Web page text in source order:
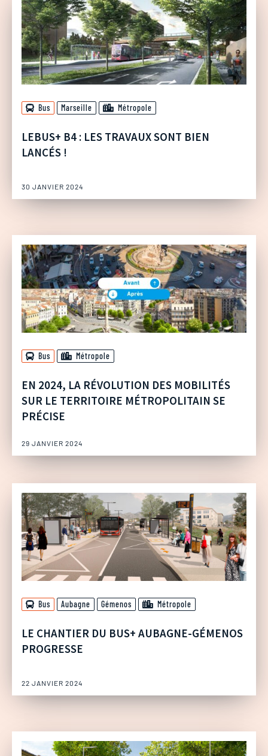
Bus Marseille Métropole
LEBUS+ B4 : LES TRAVAUX SONT BIEN
LANCÉS !
30 JANVIER 2024
Bus Métropole
EN 2024, LA RÉVOLUTION DES MOBILITÉS
SUR LE TERRITOIRE MÉTROPOLITAIN SE
PRÉCISE
29 JANVIER 2024
Bus Aubagne Gémenos Métropole
LE CHANTIER DU BUS+ AUBAGNE-GÉMENOS
PROGRESSE
22 JANVIER 2024